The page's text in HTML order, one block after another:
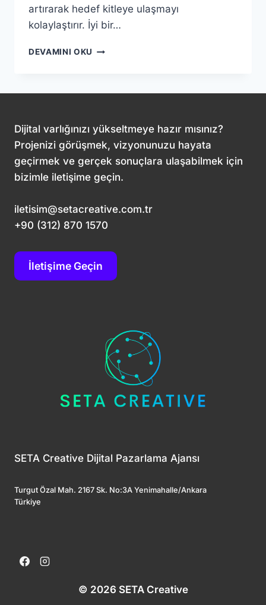
artırarak hedef kitleye ulaşmayı
kolaylaştırır. İyi bir…
DEVAMINI OKU SEO
İLKELERI
Dijital varlığınızı yükseltmeye hazır mısınız?
Projenizi görüşmek, vizyonunuzu hayata
geçirmek ve gerçek sonuçlara ulaşabilmek için
bizimle iletişime geçin.
iletisim@setacreative.com.tr
+90 (312) 870 1570
İletişime Geçin
SETA Creative Dijital Pazarlama Ajansı
Turgut Özal Mah. 2167 Sk. No:3A Yenimahalle/Ankara
Türkiye
© 2026 SETA Creative